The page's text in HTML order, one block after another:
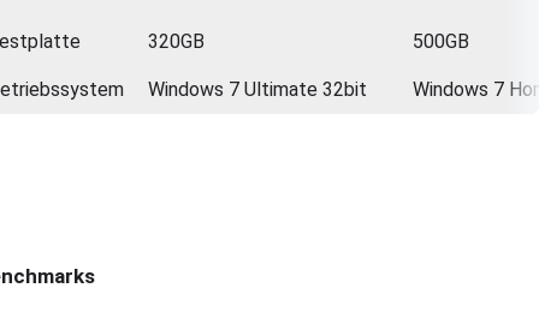
320GB 500GB
Windows 7 Ultimate 32bit Windows 7